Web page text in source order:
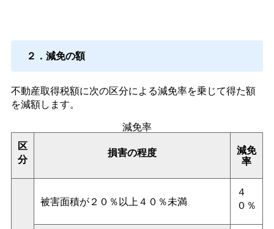
２．減免の額
不動産取得税額に次の区分による減免率を乗じて得た額
を減額します。
減免率
区
分
損害の程度 減免
率
被害面積が２０％以上４０％未満
４
０％